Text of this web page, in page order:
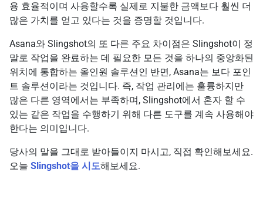
용 효율적이며 사용할수록 실제로 지불한 금액보다 훨씬 더
많은 가치를 얻고 있다는 것을 증명할 것입니다.
Asana와 Slingshot의 또 다른 주요 차이점은 Slingshot이 정
말로 작업을 완료하는 데 필요한 모든 것을 하나의 중앙화된
위치에 통합하는 올인원 솔루션인 반면, Asana는 보다 포인
트 솔루션이라는 것입니다. 즉, 작업 관리에는 훌륭하지만
많은 다른 영역에서는 부족하며, Slingshot에서 혼자 할 수
있는 같은 작업을 수행하기 위해 다른 도구를 계속 사용해야
한다는 의미입니다.
당사의 말을 그대로 받아들이지 마시고, 직접 확인해보세요.
오늘 Slingshot을 시도해보세요.